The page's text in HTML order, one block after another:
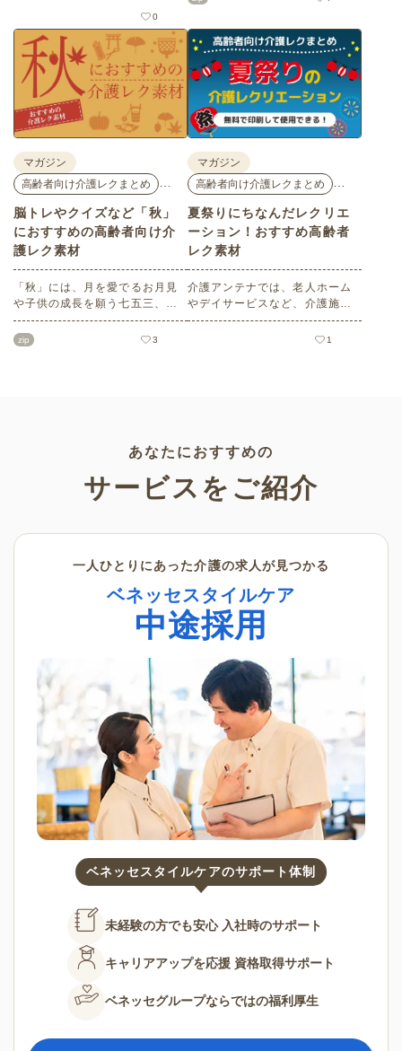
花モチーフのイラストや秋の思
い出のイラストなど、使いやす
いレクリエーション素材満載で
す！商用フリーで無料のためお
気軽にさまざまなシーンでお使
いいただけます。
0
老人ホームやデイサービスでの
レクリエーション、ご自宅での
趣味のお時間などさまざまなシ
ーンでぜひご活用ください。
マガジン
高齢者向け介護レクまとめ
脳トレやクイズなど「秋」
におすすめの高齢者向け介
護レク素材
「秋」には、月を愛でるお月見
や子供の成長を願う七五三、深
まる秋を鑑賞する紅葉狩りな
ど、心を和ませるイベントがた
zip 3
マガジン
高齢者向け介護レクまとめ
夏祭りにちなんだレクリエ
ーション！おすすめ高齢者
レク素材
介護アンテナでは、老人ホーム
やデイサービスなど、介護施設
で使える高齢者向けレクリエー
ション素材をたくさんご用意し
1
あなたにおすすめの
サービスをご紹介
一人ひとりにあった介護の求人が見つかる
ベネッセスタイルケア
中途採用
ベネッセスタイルケアのサポート体制
未経験の方でも安心 入社時のサポート
キャリアアップを応援 資格取得サポート
ベネッセグループならではの福利厚生